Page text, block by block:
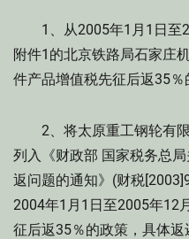
1、从2005年1月1日至
附件1的北京铁路局石家庄
件产品增值税先征后返35％
2、将太原重工钢轮有限
列入《财政部 国家税务总
返问题的通知》(财税
2004年1月1日至2005年12
征后返35％的政策，具体